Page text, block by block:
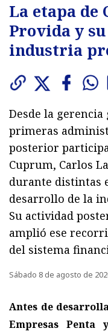
La etapa de
Provida y
industria
Desde la
primeras
posterior
Cuprum, Carlos
durante distintas
desarrollo de la
Su actividad
amplió ese
del sistema
Sábado 8 de agosto de
Antes de
Empresas